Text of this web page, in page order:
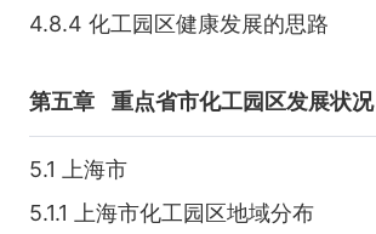
4.8.4 化工园区健康发展的思路
第五章 重点省市化工园区发展状况
5.1 上海市
5.1.1 上海市化工园区地域分布